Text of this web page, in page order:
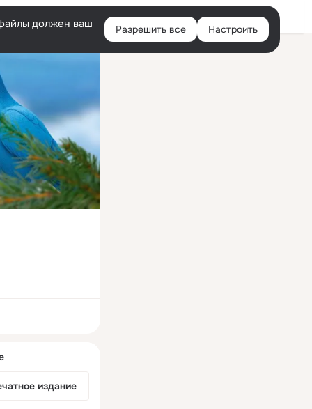
Войти
должен ваш
Разрешить все Настроить
издание